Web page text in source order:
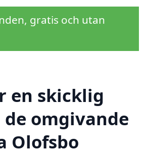
gratis och utan
en skicklig
omgivande
Olofsbo